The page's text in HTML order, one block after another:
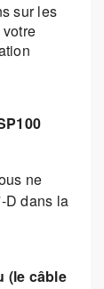
sur les
ne
D dans la
(le câble